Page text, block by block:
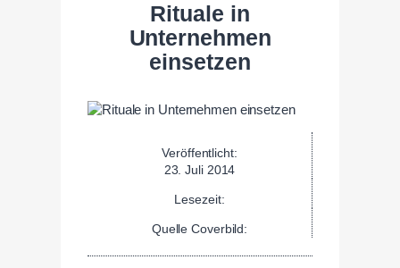
Rituale in
Unternehmen
einsetzen
Veröffentlicht:
23. Juli 2014
Lesezeit:
Quelle Coverbild: